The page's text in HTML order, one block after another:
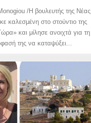
/Η βουλευτής της Νέας
καλεσμένη στο στούντιο της
και μίλησε ανοιχτά για τη
της να καταψύξει...